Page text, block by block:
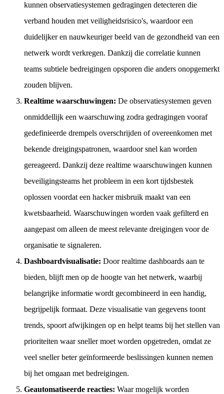
kunnen observatiesystemen gedragingen detecteren die
verband houden met veiligheidsrisico's, waardoor een
duidelijker en nauwkeuriger beeld van de gezondheid van een
netwerk wordt verkregen. Dankzij die correlatie kunnen
teams subtiele bedreigingen opsporen die anders onopgemerkt
zouden blijven.
Realtime waarschuwingen: De observatiesystemen geven
onmiddellijk een waarschuwing zodra gedragingen vooraf
gedefinieerde drempels overschrijden of overeenkomen met
bekende dreigingspatronen, waardoor snel kan worden
gereageerd. Dankzij deze realtime waarschuwingen kunnen
beveiligingsteams het probleem in een kort tijdsbestek
oplossen voordat een hacker misbruik maakt van een
kwetsbaarheid. Waarschuwingen worden vaak gefilterd en
aangepast om alleen de meest relevante dreigingen voor de
organisatie te signaleren.
Dashboardvisualisatie: Door realtime dashboards aan te
bieden, blijft men op de hoogte van het netwerk, waarbij
belangrijke informatie wordt gecombineerd in een handig,
begrijpelijk formaat. Deze visualisatie van gegevens toont
trends, spoort afwijkingen op en helpt teams bij het stellen van
prioriteiten waar sneller moet worden opgetreden, omdat ze
veel sneller beter geïnformeerde beslissingen kunnen nemen
bij het omgaan met bedreigingen.
Geautomatiseerde reacties: Waar mogelijk worden